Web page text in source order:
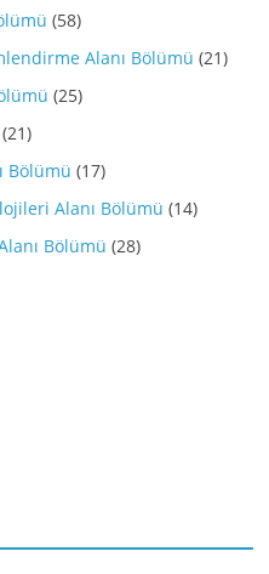
(58)
Alanı Bölümü (21)
(25)
(21)
Bölümü (17)
Alanı Bölümü (14)
Bölümü (28)